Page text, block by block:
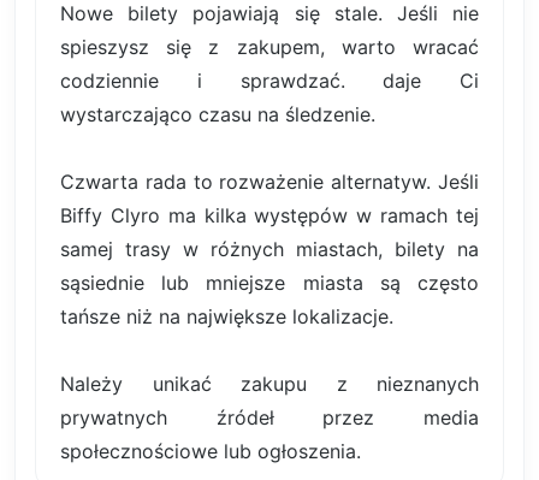
Nowe bilety pojawiają się stale. Jeśli nie
spieszysz się z zakupem, warto wracać
codziennie i sprawdzać. daje Ci
wystarczająco czasu na śledzenie.
Czwarta rada to rozważenie alternatyw. Jeśli
Biffy Clyro ma kilka występów w ramach tej
samej trasy w różnych miastach, bilety na
sąsiednie lub mniejsze miasta są często
tańsze niż na największe lokalizacje.
Należy unikać zakupu z nieznanych
prywatnych źródeł przez media
społecznościowe lub ogłoszenia.